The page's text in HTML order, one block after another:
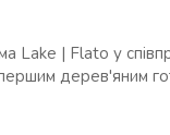
Lake | Flato у
дерев'яним